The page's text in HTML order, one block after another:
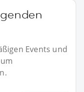
Events und